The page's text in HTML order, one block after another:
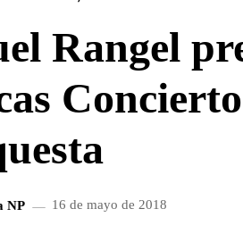
Rangel
NP 16 de mayo de 2018